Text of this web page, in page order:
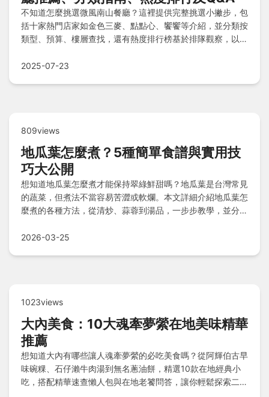
不知道怎麼挑選微風南山餐廳？這裡提供完整挑選小撇步，包
括十家熱門店家如金色三麥、點點心、饗饗等介紹，並分類按
類型、預算、樓層查找，還有熱度排行榜基於排隊觀察，以及
薦，讓您輕鬆找到完美用餐地點！
2025-07-23
809views
地瓜葉怎麼煮？5種簡單食譜與實用技
巧大公開
想知道地瓜葉怎麼煮才能保持翠綠鮮甜嗎？地瓜葉是台灣常見
的蔬菜，但煮法不當容易苦澀或軟爛。本文詳細介紹地瓜葉怎
麼煮的各種方法，從清炒、蒜蓉到湯品，一步步教學，並分享
手，都能輕鬆做出健康美味的地瓜葉料理。
2026-03-25
1023views
大內美食：10大魂牽夢縈在地美味精華
推薦
想知道大內有哪些讓人魂牽夢縈的必吃美食嗎？從阿輝伯古早
味碗粿、石仔瀨牛肉湯到無名蔥油餅，精選10款在地經典小
吃，搭配精華速查懶人包與在地老饕問答，讓你輕鬆探索二溪